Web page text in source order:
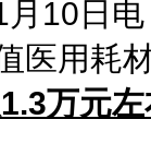
日电
医用耗
万元